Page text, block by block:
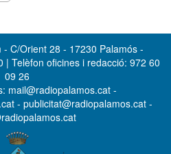
C/Orient 28 - 17230 Palamós -
| Telèfon oficines i redacció: 972 60
09 26
mail@radiopalamos.cat -
- publicitat@radiopalamos.cat -